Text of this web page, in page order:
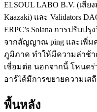
ELSOUL LABO B.V. (เสีย
Kaazaki) และ Validators
ERPC’s Solana การปรั
จากสัญญาณ ping และเพิ่
ภูมิภาค ทําให้มีความล่าช้า
เชื่อมต่อ นอกจากนี้ โหนดร่
อาร์ได้มีการขยายความเส
พื้นหลัง